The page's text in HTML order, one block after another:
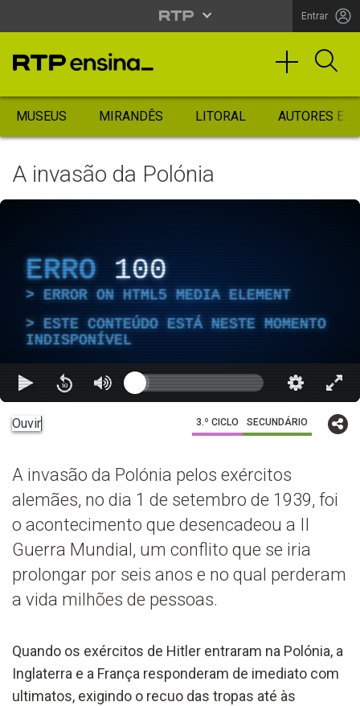
Entrar
MUSEUS MIRANDÊS LITORAL AUTORES
A invasão da Polónia
ERRO 100
ERROR ON HTML5 MEDIA ELEMENT
ESTE CONTEÚDO ESTÁ NESTE MOMENTO
INDISPONÍVEL
Ouvir 3.º CICLO SECUNDÁRIO
A invasão da Polónia pelos exércitos
alemães, no dia 1 de setembro de 1939, foi
o acontecimento que desencadeou a II
Guerra Mundial, um conflito que se iria
prolongar por seis anos e no qual perderam
a vida milhões de pessoas.
Quando os exércitos de Hitler entraram na Polónia, a
Inglaterra e a França responderam de imediato com
ultimatos, exigindo o recuo das tropas até às